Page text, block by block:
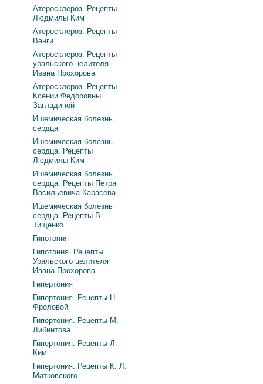
Атеросклероз. Рецепты
Людмилы Ким
Атеросклероз. Рецепты
Ванги
Атеросклероз. Рецепты
уральского целителя
Ивана Прохорова
Атеросклероз. Рецепты
Ксении Федоровны
Загладиной
Ишемическая болезнь
сердца
Ишемическая болезнь
сердца. Рецепты
Людмилы Ким
Ишемическая болезнь
сердца. Рецепты Петра
Васильевича Карасева
Ишемическая болезнь
сердца. Рецепты В.
Тищенко
Гипотония
Гипотония. Рецепты
Уральского целителя
Ивана Прохорова
Гипертония
Гипертония. Рецепты Н.
Фроловой
Гипертония. Рецепты М.
Либинтова
Гипертония. Рецепты Л.
Ким
Гипертония. Рецепты К. Л.
Матковского